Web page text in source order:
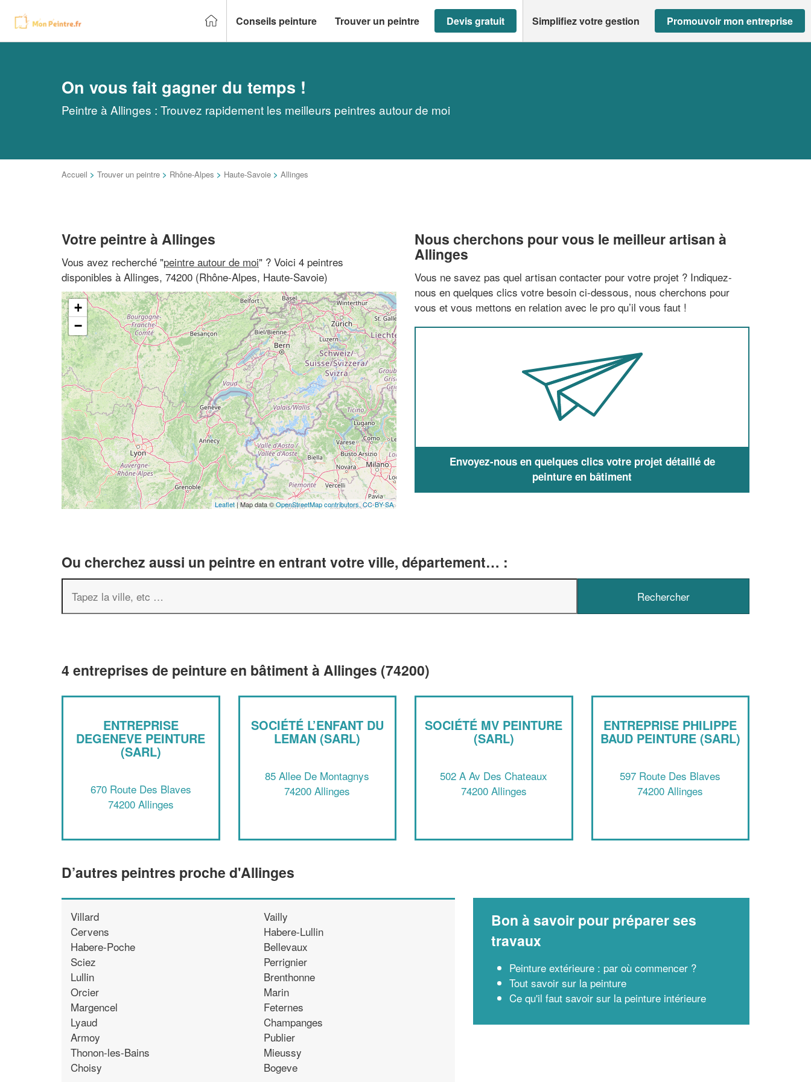
Conseils peinture Trouver un peintre Devis gratuit Simplifiez votre gestion Promouvoir mon entreprise
On vous fait gagner du temps !
Peintre à Allinges : Trouvez rapidement les meilleurs peintres autour de moi
Accueil > Trouver un peintre > Rhône-Alpes > Haute-Savoie > Allinges
Votre peintre à Allinges
Vous avez recherché "peintre autour de moi" ? Voici 4 peintres
disponibles à Allinges, 74200 (Rhône-Alpes, Haute-Savoie)
+
−
Leaflet | Map data ©OpenStreetMap contributors,CC-BY-SA
Nous cherchons pour vous le meilleur artisan à
Allinges
Vous ne savez pas quel artisan contacter pour votre projet ? Indiquez-
nous en quelques clics votre besoin ci-dessous, nous cherchons pour
vous et vous mettons en relation avec le pro qu’il vous faut !
Envoyez-nous en quelques clics votre projet détaillé de
peinture en bâtiment
Ou cherchez aussi un peintre en entrant votre ville, département… :
4 entreprises de peinture en bâtiment à Allinges (74200)
ENTREPRISE
DEGENEVE PEINTURE
(SARL)
670 Route Des Blaves
74200 Allinges
SOCIÉTÉ L’ENFANT DU
LEMAN (SARL)
85 Allee De Montagnys
74200 Allinges
SOCIÉTÉ MV PEINTURE
(SARL)
502 A Av Des Chateaux
74200 Allinges
ENTREPRISE PHILIPPE
BAUD PEINTURE (SARL)
597 Route Des Blaves
74200 Allinges
D’autres peintres proche d'Allinges
Villard
Cervens
Habere-Poche
Sciez
Lullin
Orcier
Margencel
Lyaud
Armoy
Thonon-les-Bains
Choisy
Vailly
Habere-Lullin
Bellevaux
Perrignier
Brenthonne
Marin
Feternes
Champanges
Publier
Mieussy
Bogeve
Bon à savoir pour préparer ses
travaux
Peinture extérieure : par où commencer ?
Tout savoir sur la peinture
Ce qu'il faut savoir sur la peinture intérieure
✕
nouveaux clients!
En savoir plus